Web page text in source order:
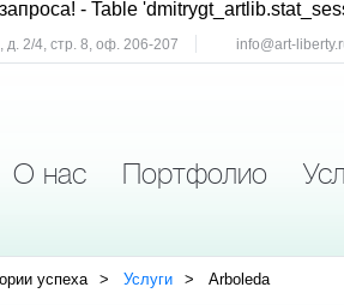
- Table
д. 2/4, стр. 8, оф. 206-207 info@art-
О нас Портфолио
успеха Услуги Arboleda